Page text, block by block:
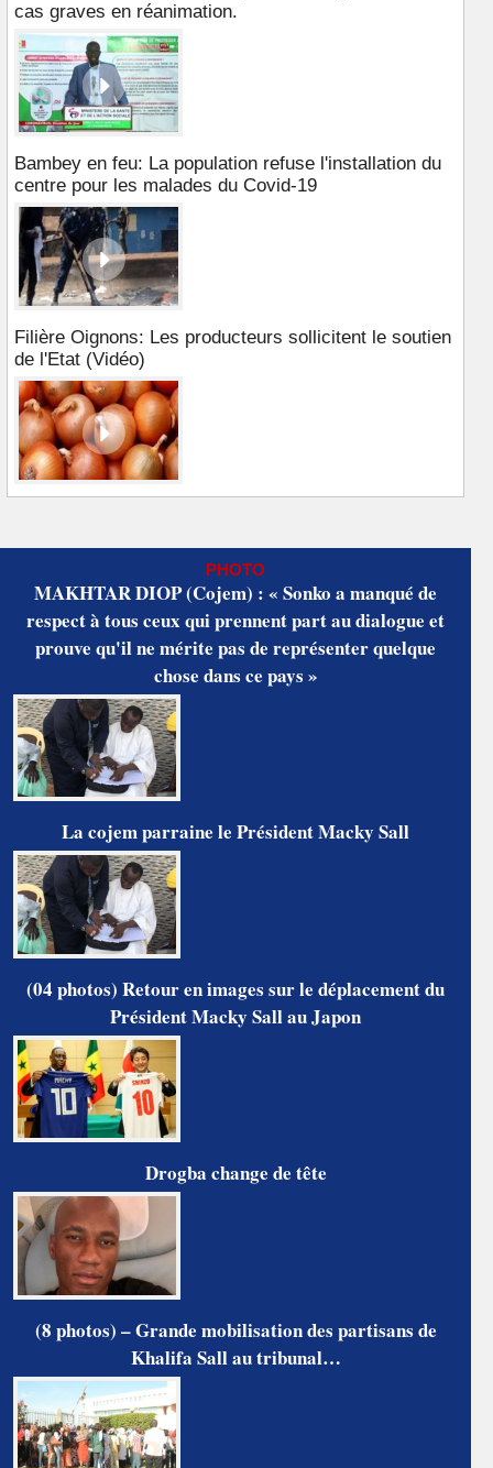
cas graves en réanimation.
Bambey en feu: La population refuse l'installation du
centre pour les malades du Covid-19
Filière Oignons: Les producteurs sollicitent le soutien
de l'Etat (Vidéo)
PHOTO
MAKHTAR DIOP (Cojem) : « Sonko a manqué de
respect à tous ceux qui prennent part au dialogue et
prouve qu'il ne mérite pas de représenter quelque
chose dans ce pays »
La cojem parraine le Président Macky Sall
(04 photos) Retour en images sur le déplacement du
Président Macky Sall au Japon
Drogba change de tête
(8 photos) – Grande mobilisation des partisans de
Khalifa Sall au tribunal…